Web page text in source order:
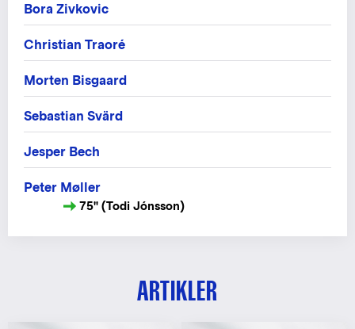
Bora Zivkovic
Christian Traoré
Morten Bisgaard
Sebastian Svärd
Jesper Bech
Peter Møller
75" (Todi Jónsson)
ARTIKLER